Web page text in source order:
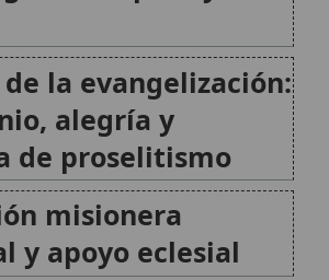
de la
de 2026 •FideScore™ 6.64•Citar este
QR •Instalar aplicación